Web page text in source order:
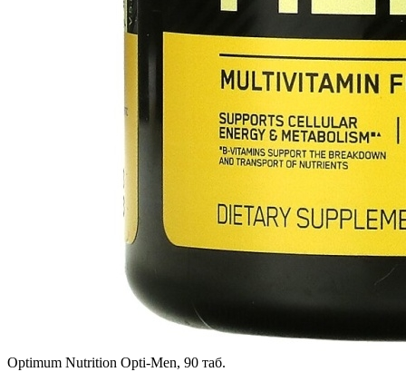
Optimum Nutrition Opti-Men, 90 таб.